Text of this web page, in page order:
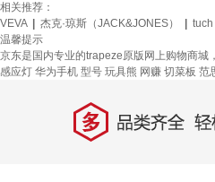
相关推荐：
VEVA
杰克·琼斯（JACK&JONES） tuch
温馨提示
京东是国内专业的trapeze原版网上购物商城
感应灯 华为手机 型号 玩具熊 网赚 切菜板 范
多 品类齐全，轻